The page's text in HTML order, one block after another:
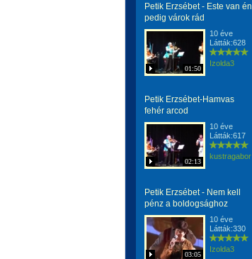
Petik Erzsébet - Este van én
pedig várok rád
01:50
10 éve
Látták:628
Izolda3
Petik Erzsébet-Hamvas
fehér arcod
02:13
10 éve
Látták:617
kustragabor
Petik Erzsébet - Nem kell
pénz a boldogsághoz
03:05
10 éve
Látták:330
Izolda3